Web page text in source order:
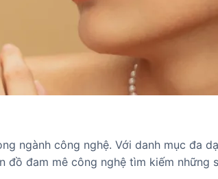
ngành công nghệ. Với danh mục đa
đồ đam mê công nghệ tìm kiếm những